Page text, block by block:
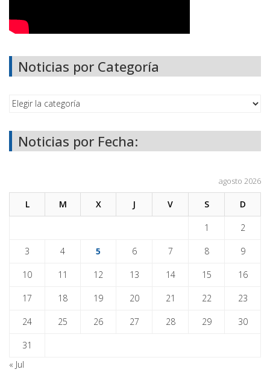
Noticias por Categoría
Noticias por Fecha:
agosto 2026
L M X J V S D
1 2
3 4 5 6 7 8 9
10 11 12 13 14 15 16
17 18 19 20 21 22 23
24 25 26 27 28 29 30
31
« Jul